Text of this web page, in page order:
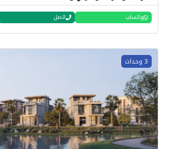
واتساب اتصل
3 وحدات